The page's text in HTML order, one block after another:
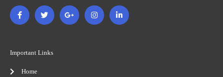
F
a
c
o
T
w
i
r
G
o
o
I
n
s
L
i
n
Important Links
Home